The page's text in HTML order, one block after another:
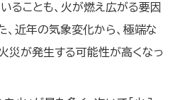
ることも、火が燃え広がる要因
、近年の気象変化から、極端な
災が発生する可能性が高くなっ